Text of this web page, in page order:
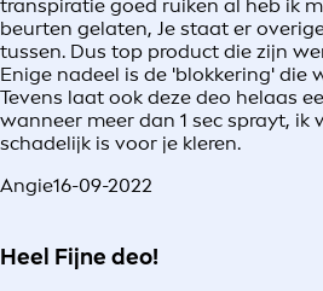
transpiratie goed ruiken al heb ik
beurten gelaten, Je staat er
tussen. Dus top product die zijn
Enige nadeel is de 'blokkering' die
Tevens laat ook deze deo helaas
wanneer meer dan 1 sec sprayt, ik
schadelijk is voor je kleren.
Angie16-09-2022
Heel Fijne deo!